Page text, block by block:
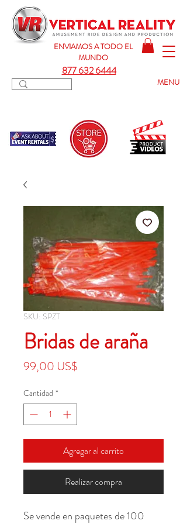
ENVIAMOS A TODO EL
MUNDO
877 632 6444
MENU
SKU: SPZT
Bridas de araña
99,00 US$
Cantidad *
Agregar al carrito
Realizar compra
Se vende en paquetes de 100